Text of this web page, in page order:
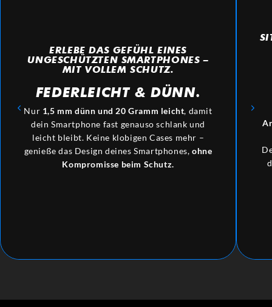
ERLEBE DAS GEFÜHL EINES
UNGESCHÜTZTEN SMARTPHONES –
MIT VOLLEM SCHUTZ.
FEDERLEICHT&DÜNN.
Nur 1,5 mm dünn und 20 Gramm leicht, damit
dein Smartphone fast genauso schlank und
leicht bleibt. Keine klobigen Cases mehr –
genieße das Design deines Smartphones,ohne
Kompromisse beim Schutz.